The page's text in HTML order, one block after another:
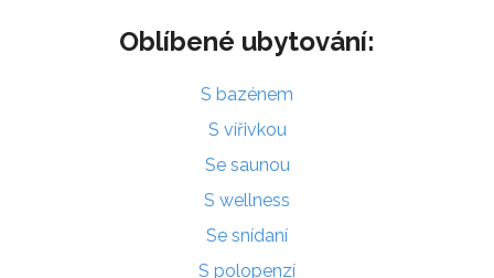
Oblíbené ubytování:
S bazénem
S vířivkou
Se saunou
S wellness
Se snídaní
S polopenzí